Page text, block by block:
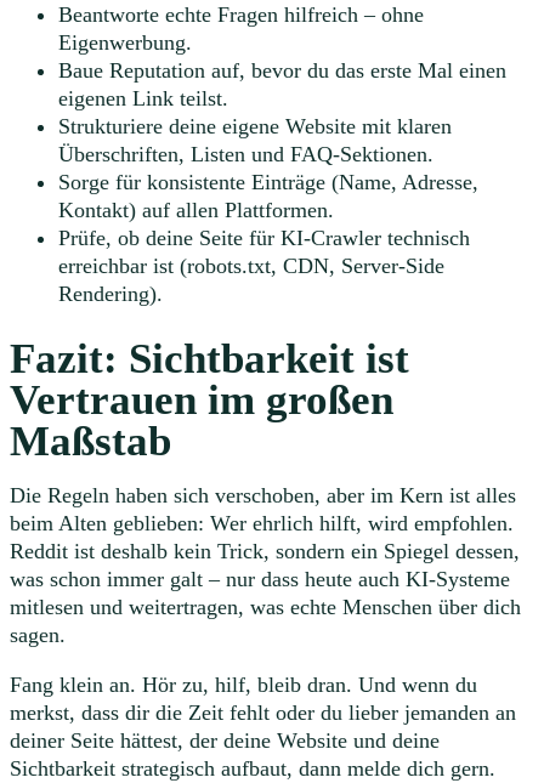
Beantworte echte Fragen hilfreich – ohne
Eigenwerbung.
Baue Reputation auf, bevor du das erste Mal einen
eigenen Link teilst.
Strukturiere deine eigene Website mit klaren
Überschriften, Listen und FAQ-Sektionen.
Sorge für konsistente Einträge (Name, Adresse,
Kontakt) auf allen Plattformen.
Prüfe, ob deine Seite für KI-Crawler technisch
erreichbar ist (robots.txt, CDN, Server-Side
Rendering).
Fazit: Sichtbarkeit ist
Vertrauen im großen
Maßstab
Die Regeln haben sich verschoben, aber im Kern ist alles
beim Alten geblieben: Wer ehrlich hilft, wird empfohlen.
Reddit ist deshalb kein Trick, sondern ein Spiegel dessen,
was schon immer galt – nur dass heute auch KI-Systeme
mitlesen und weitertragen, was echte Menschen über dich
sagen.
Fang klein an. Hör zu, hilf, bleib dran. Und wenn du
merkst, dass dir die Zeit fehlt oder du lieber jemanden an
deiner Seite hättest, der deine Website und deine
Sichtbarkeit strategisch aufbaut, dann melde dich gern.